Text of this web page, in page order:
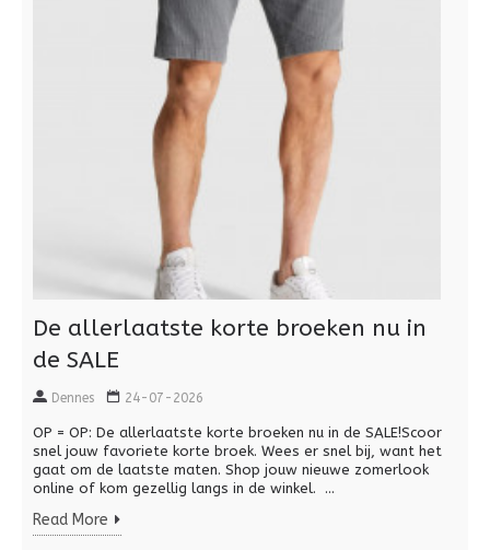
De allerlaatste korte broeken nu in
de SALE
Dennes 24-07-2026
OP = OP: De allerlaatste korte broeken nu in de SALE!Scoor
snel jouw favoriete korte broek. Wees er snel bij, want het
gaat om de laatste maten. Shop jouw nieuwe zomerlook
online of kom gezellig langs in de winkel. ...
Read More